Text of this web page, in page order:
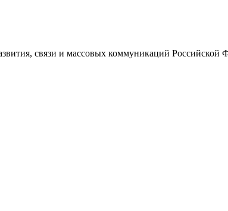
связи и массовых коммуникаций Российской